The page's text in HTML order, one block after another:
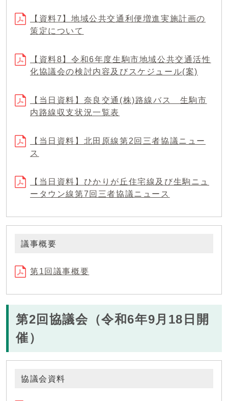
【資料7】地域公共交通利便増進実施計画の
策定について
【資料8】令和6年度生駒市地域公共交通活性
化協議会の検討内容及びスケジュール(案)
【当日資料】奈良交通(株)路線バス 生駒市
内路線収支状況一覧表
【当日資料】北田原線第2回三者協議ニュー
ス
【当日資料】ひかりが丘住宅線及び生駒ニュ
ータウン線第7回三者協議ニュース
議事概要
第1回議事概要
第2回協議会（令和6年9月18日開
催）
協議会資料